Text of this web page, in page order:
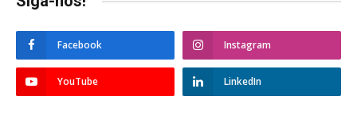
Facebook Instagram
YouTube LinkedIn